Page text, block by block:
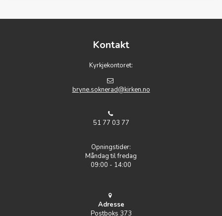
Kontakt
Kyrkjekontoret:
bryne.soknerad@kirken.no
51 77 03 77
Opningstider:
Måndag til fredag
09:00 - 14:00
Adresse
Postboks 373